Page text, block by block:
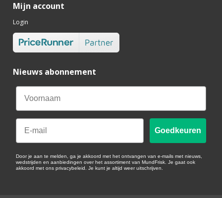
Mijn account
Login
Nieuws abonnement
Email
Goedkeuren
Door je aan te melden, ga je akkoord met het ontvangen van e-mails met nieuws,
wedstrijden en aanbiedingen over het assortiment van MundFrisk. Je gaat ook
akkoord met ons privacybeleid. Je kunt je altijd weer uitschrijven.